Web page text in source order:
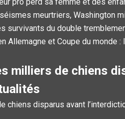
meurtriers, Washington
survivants du double
Allemagne et Coupe du monde
milliers de chiens
chiens disparus avant